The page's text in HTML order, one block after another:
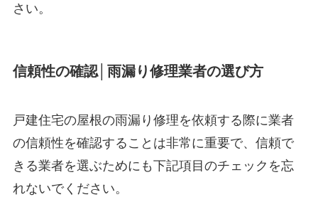
さい。
信頼性の確認│雨漏り修理業者の選び方
戸建住宅の屋根の雨漏り修理を依頼する際に業者
の信頼性を確認することは非常に重要で、信頼で
きる業者を選ぶためにも下記項目のチェックを忘
れないでください。